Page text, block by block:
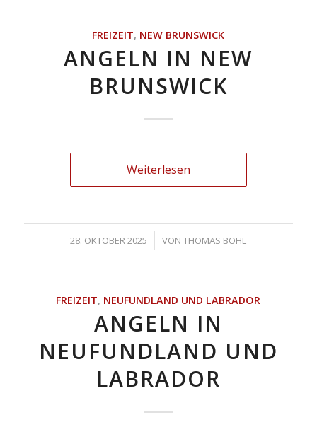
FREIZEIT, NEW BRUNSWICK
ANGELN IN NEW
BRUNSWICK
Weiterlesen
28. OKTOBER 2025
/ VONTHOMAS BOHL
FREIZEIT, NEUFUNDLAND UND LABRADOR
ANGELN IN
NEUFUNDLAND UND
LABRADOR